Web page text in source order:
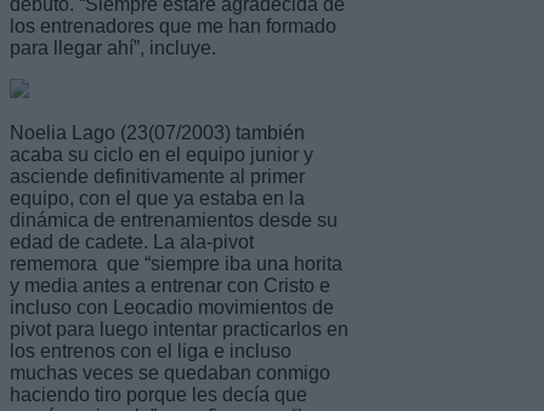
debutó. “Siempre estaré agradecida de
los entrenadores que me han formado
para llegar ahí”, incluye.
Noelia Lago (23(07/2003) también
acaba su ciclo en el equipo junior y
asciende definitivamente al primer
equipo, con el que ya estaba en la
dinámica de entrenamientos desde su
edad de cadete. La ala-pivot
rememora que “siempre iba una horita
y media antes a entrenar con Cristo e
incluso con Leocadio movimientos de
pivot para luego intentar practicarlos en
los entrenos con el liga e incluso
muchas veces se quedaban conmigo
haciendo tiro porque les decía que